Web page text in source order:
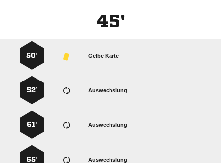
45'
Gelbe Karte
50’
Auswechslung
52’
Auswechslung
61’
Auswechslung
65’